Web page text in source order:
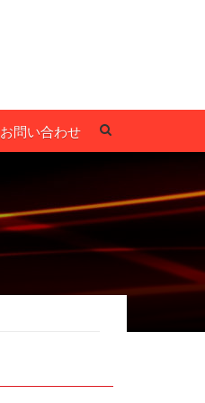
お問い合わせ